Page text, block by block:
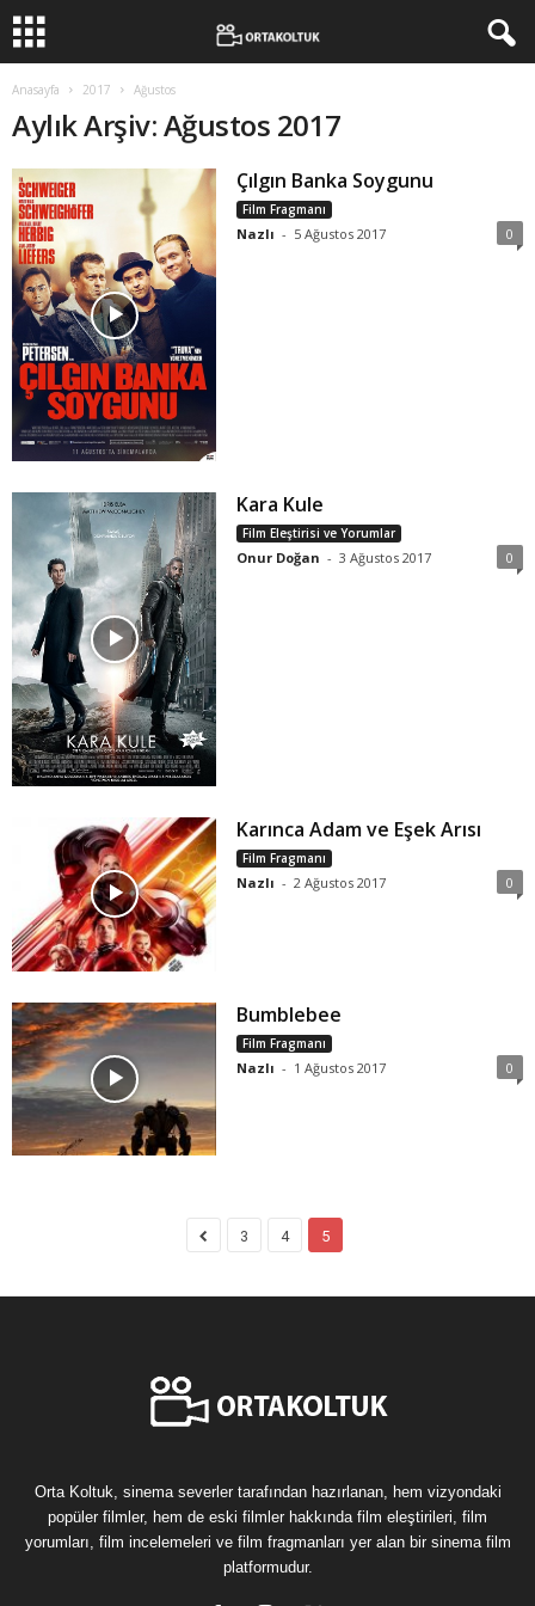
Anasayfa 2017 Ağustos
Aylık Arşiv: Ağustos 2017
Çılgın Banka Soygunu
Film Fragmanı
Nazlı - 5 Ağustos 2017 0
Kara Kule
Film Eleştirisi ve Yorumlar
Onur Doğan - 3 Ağustos 2017 0
Karınca Adam ve Eşek Arısı
Film Fragmanı
Nazlı - 2 Ağustos 2017 0
Bumblebee
Film Fragmanı
Nazlı - 1 Ağustos 2017 0
3 4 5
Orta Koltuk, sinema severler tarafından hazırlanan, hem vizyondaki
popüler filmler, hem de eski filmler hakkında film eleştirileri, film
yorumları, film incelemeleri ve film fragmanları yer alan bir sinema film
platformudur.